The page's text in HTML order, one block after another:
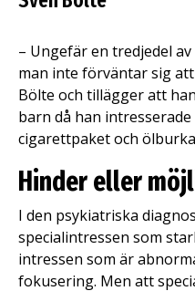
– Ungefär en tredjedel
man inte förväntar sig
Bölte och tillägger att
barn då han
cigarettpaket och
Hinder eller
I den psykiatriska
specialintressen som
intressen som är
fokusering. Men att